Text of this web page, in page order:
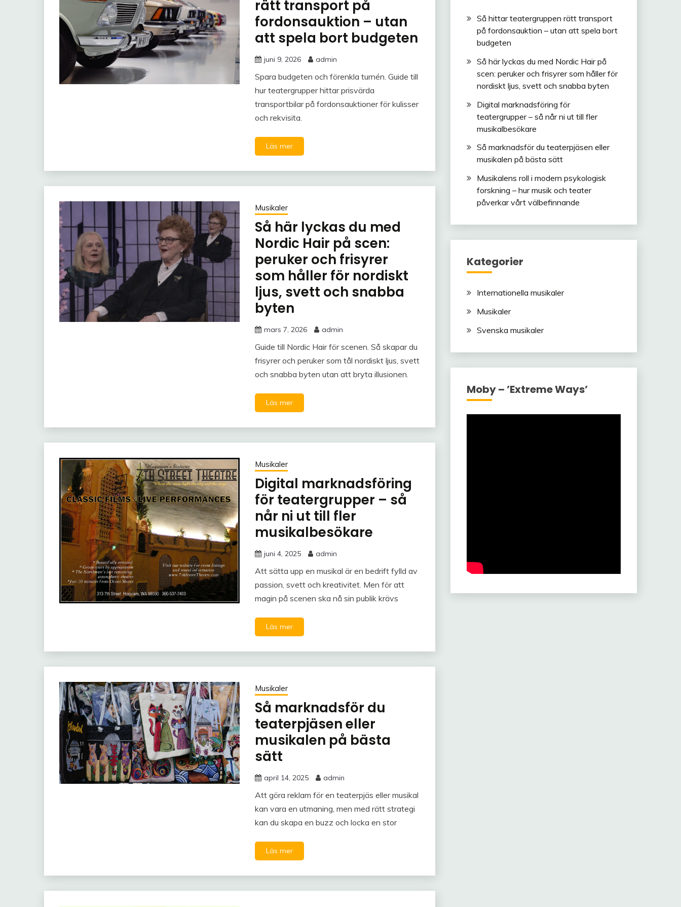
rätt transport på
fordonsauktion – utan
att spela bort budgeten
juni 9, 2026 admin
Spara budgeten och förenkla turnén. Guide till
hur teatergrupper hittar prisvärda
transportbilar på fordonsauktioner för kulisser
och rekvisita.
Läs mer
Musikaler
Så här lyckas du med
Nordic Hair på scen:
peruker och frisyrer
som håller för nordiskt
ljus, svett och snabba
byten
mars 7, 2026 admin
Guide till Nordic Hair för scenen. Så skapar du
frisyrer och peruker som tål nordiskt ljus, svett
och snabba byten utan att bryta illusionen.
Läs mer
Musikaler
Digital marknadsföring
för teatergrupper – så
når ni ut till fler
musikalbesökare
juni 4, 2025 admin
Att sätta upp en musikal är en bedrift fylld av
passion, svett och kreativitet. Men för att
magin på scenen ska nå sin publik krävs
Läs mer
Musikaler
Så marknadsför du
teaterpjäsen eller
musikalen på bästa
sätt
april 14, 2025 admin
Att göra reklam för en teaterpjäs eller musikal
kan vara en utmaning, men med rätt strategi
kan du skapa en buzz och locka en stor
Läs mer
Så hittar teatergruppen rätt transport
på fordonsauktion – utan att spela bort
budgeten
Så här lyckas du med Nordic Hair på
scen: peruker och frisyrer som håller för
nordiskt ljus, svett och snabba byten
Digital marknadsföring för
teatergrupper – så når ni ut till fler
musikalbesökare
Så marknadsför du teaterpjäsen eller
musikalen på bästa sätt
Musikalens roll i modern psykologisk
forskning – hur musik och teater
påverkar vårt välbefinnande
Kategorier
Internationella musikaler
Musikaler
Svenska musikaler
Moby – ’Extreme Ways’